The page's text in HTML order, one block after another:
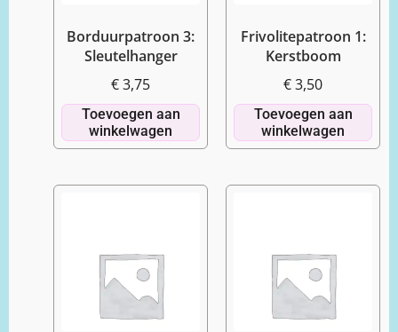
Borduurpatroon 3:
Sleutelhanger
€3,75
Toevoegen aan
winkelwagen
Frivolitepatroon 1:
Kerstboom
€3,50
Toevoegen aan
winkelwagen